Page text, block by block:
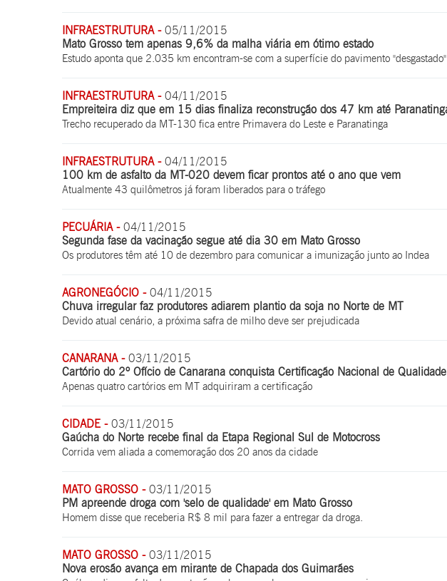
INFRAESTRUTURA - 05/11/2015
Mato Grosso tem apenas 9,6% da malha viária em ótimo estado
Estudo aponta que 2.035 km encontram-se com a superfície do pavimento "desgastado"
INFRAESTRUTURA - 04/11/2015
Empreiteira diz que em 15 dias finaliza reconstrução dos 47 km até
Trecho recuperado da MT-130 fica entre Primavera do Leste e Paranatinga
INFRAESTRUTURA - 04/11/2015
100 km de asfalto da MT-020 devem ficar prontos até o ano que vem
Atualmente 43 quilômetros já foram liberados para o tráfego
PECUÁRIA - 04/11/2015
Segunda fase da vacinação segue até dia 30 em Mato Grosso
Os produtores têm até 10 de dezembro para comunicar a imunização junto ao Indea
AGRONEGÓCIO - 04/11/2015
Chuva irregular faz produtores adiarem plantio da soja no Norte de MT
Devido atual cenário, a próxima safra de milho deve ser prejudicada
CANARANA - 03/11/2015
Cartório do 2º Ofício de Canarana conquista Certificação Nacional de Qualidade
Apenas quatro cartórios em MT adquiriram a certificação
CIDADE - 03/11/2015
Gaúcha do Norte recebe final da Etapa Regional Sul de Motocross
Corrida vem aliada a comemoração dos 20 anos da cidade
MATO GROSSO - 03/11/2015
PM apreende droga com 'selo de qualidade' em Mato Grosso
Homem disse que receberia R$ 8 mil para fazer a entregar da droga.
MATO GROSSO - 03/11/2015
Nova erosão avança em mirante de Chapada dos Guimarães